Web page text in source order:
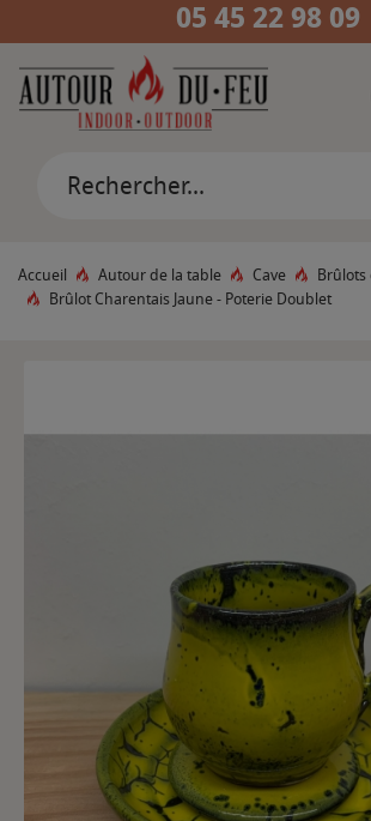
05 45 22 98 09
Accueil Autour de la table Cave
Brûlots
Brûlot Charentais Jaune - Poterie Doublet